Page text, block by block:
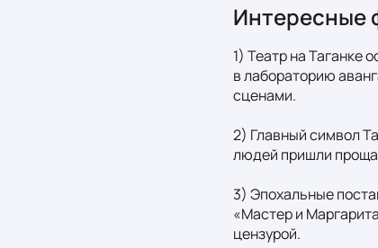
Интересные
1) Театр на Таганке
в лабораторию
сценами.
2) Главный символ
людей пришли
3) Эпохальные
«Мастер и
цензурой.